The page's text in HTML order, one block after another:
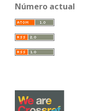
Número actual